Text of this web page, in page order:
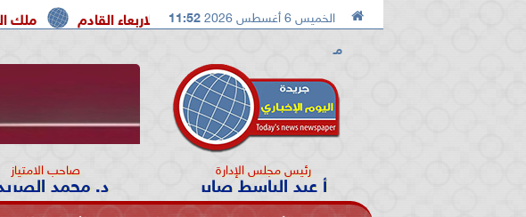
 الخميس 6 أغسطس 2026
11:52
مـ
ملك البحرين تستضيف معسكرًا مغلقًا للإسماعيلي الاربعاء القادم
رئيس مجلس الإدارة
أ عبد الباسط صابر صاحب الامتيازد. محمد